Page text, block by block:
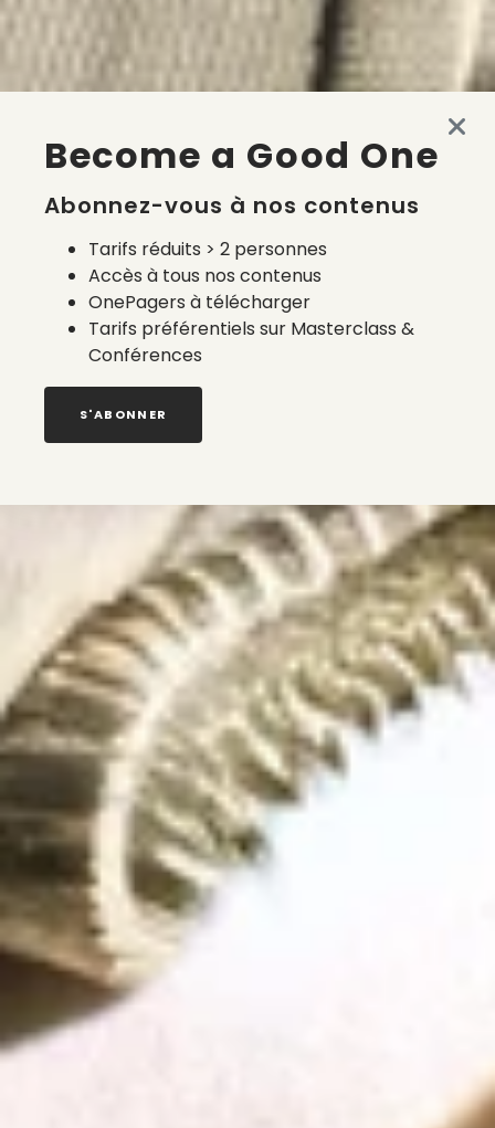
Become a Good One
Abonnez-vous à nos contenus
Tarifs réduits > 2 personnes
Accès à tous nos contenus
OnePagers à télécharger
Tarifs préférentiels sur Masterclass &
Conférences
S'ABONNER